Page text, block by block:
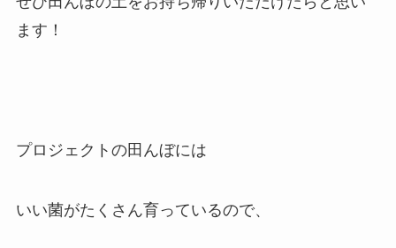
ます！
プロジェクトの田んぼには
いい菌がたくさん育っているので、